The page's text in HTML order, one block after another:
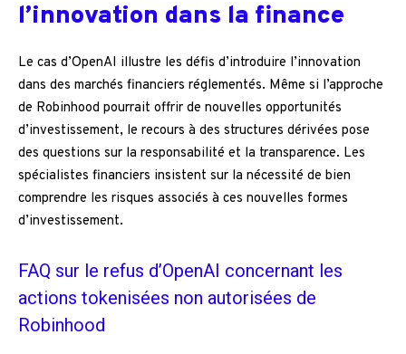
l’innovation dans la finance
Le cas d’OpenAI illustre les défis d’introduire l’innovation
dans des marchés financiers réglementés. Même si l’approche
de Robinhood pourrait offrir de nouvelles opportunités
d’investissement, le recours à des structures dérivées pose
des questions sur la responsabilité et la transparence. Les
spécialistes financiers insistent sur la nécessité de bien
comprendre les risques associés à ces nouvelles formes
d’investissement.
FAQ sur le refus d’OpenAI concernant les
actions tokenisées non autorisées de
Robinhood